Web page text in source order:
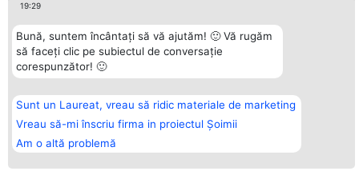
19:29
Bună, suntem încântați să vă ajutăm! 🙂 Vă rugăm
să faceți clic pe subiectul de conversație
corespunzător! 🙂
Sunt un Laureat, vreau să ridic materiale de marketing
Vreau să-mi înscriu firma in proiectul Șoimii
Am o altă problemă
Organizator Ranking
BRIGHT SOLUTIONS BR SRL
Sc. A Et. 4 Ap. 13 Cod 061952
CUI 36737675
tel: +40 770 990 492
Câștigătorii
Laureaților
Statut
Contact